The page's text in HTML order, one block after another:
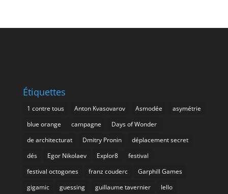
Étiquettes
1 contre tous Anton Kvasovarov Asmodée
asymétrie
blue orange
campagne
Days of Wonder
de architecturat
Dmitry Pronin
déplacement secret
dés
Egor Nikolaev Explor8
festival
festival octogones
franz couderc
Garphill Games
gigamic
guessing guillaume tavernier
Iello